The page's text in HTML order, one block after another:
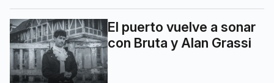
El puerto vuelve a sonar
con Bruta y Alan Grassi